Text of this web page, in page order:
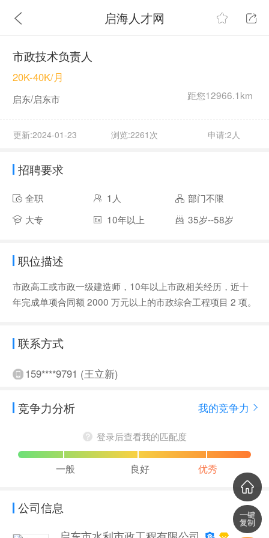
启海人才网
市政技术负责人
距您12966.1km
20K-40K/月
启东/启东市
更新:2024-01-23 浏览:2261次 申请:2人
招聘要求
全职 1人
部门不限
大专
10年以上 35岁--58岁
职位描述
市政高工或市政一级建造师，10年以上市政相关经历，近十
年完成单项合同额 2000 万元以上的市政综合工程项目 2 项。
联系方式
159****9791 (王立新)
竞争力分析 我的竞争力
登录后查看我的匹配度
一般 良好 优秀
公司信息 一键
复制